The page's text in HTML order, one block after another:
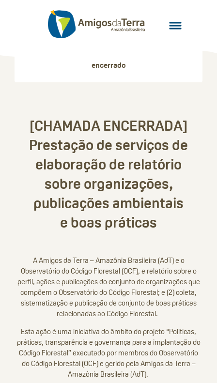
encerrado
[CHAMADA ENCERRADA]
Prestação de serviços de
elaboração de relatório
sobre organizações,
publicações ambientais
e boas práticas
A Amigos da Terra – Amazônia Brasileira (AdT) e o
Observatório do Código Florestal (OCF), e relatório sobre o
perfil, ações e publicações do conjunto de organizações que
compõem o Observatório do Código Florestal; e (2) coleta,
sistematização e publicação de conjunto de boas práticas
relacionadas ao Código Florestal.
Esta ação é uma iniciativa do âmbito do projeto “Políticas,
práticas, transparência e governança para a implantação do
Código Florestal” executado por membros do Observatório
do Código Florestal (OCF) e gerido pela Amigos da Terra –
Amazônia Brasileira (AdT).